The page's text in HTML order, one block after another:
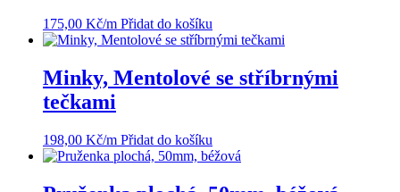
175,00 Kč/m Přidat do košíku
Minky, Mentolové se stříbrnými
tečkami
198,00 Kč/m Přidat do košíku